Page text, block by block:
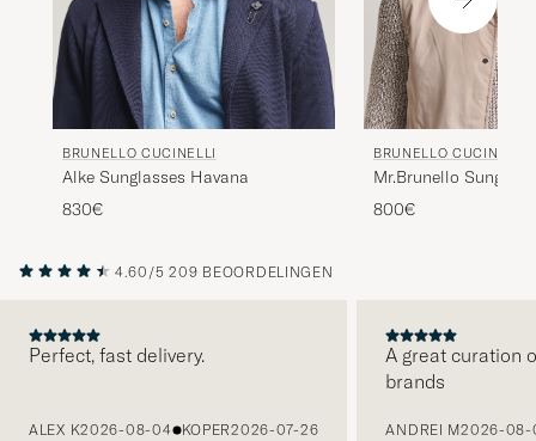
BRUNELLO CUCINELLI
Alke Sunglasses Havana
830€
BRUNELLO CUCINELLI
Mr.Brunello
800€
4.60/5 209 BEOORDELINGEN
Perfect, fast delivery.
ALEX K2026-08-04 KOPER2026-07-26
A great curation
brands
ANDREI M2026-08-